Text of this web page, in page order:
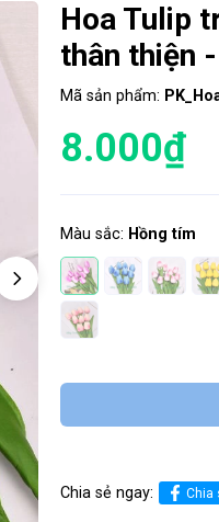
Hoa Tulip
thân thiện
Mã sản phẩm:
8.000₫
Màu sắc: Hồng tím
Chia sẻ ngay: Chia